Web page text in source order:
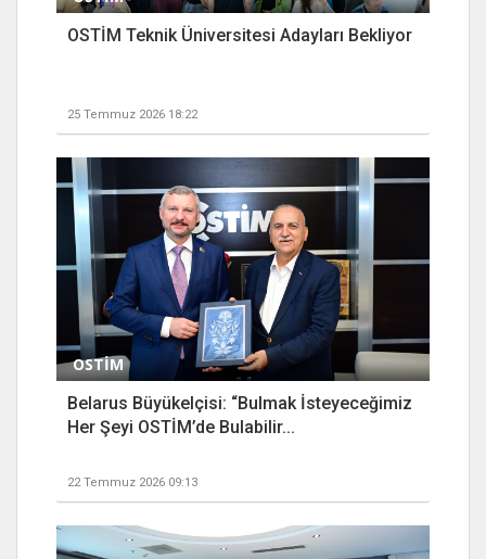
OSTİM Teknik Üniversitesi Adayları Bekliyor
25 Temmuz 2026 18:22
OSTİM
Belarus Büyükelçisi: “Bulmak İsteyeceğimiz
Her Şeyi OSTİM’de Bulabilir...
22 Temmuz 2026 09:13